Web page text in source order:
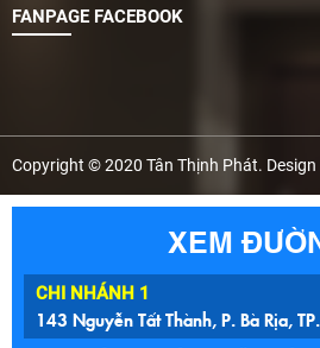
FANPAGE FACEBOOK
Copyright © 2020 Tân Thịnh Phát. Design
XEM
CHI NHÁNH 1
143 Nguyễn Tất Thành, P. Bà Rịa,